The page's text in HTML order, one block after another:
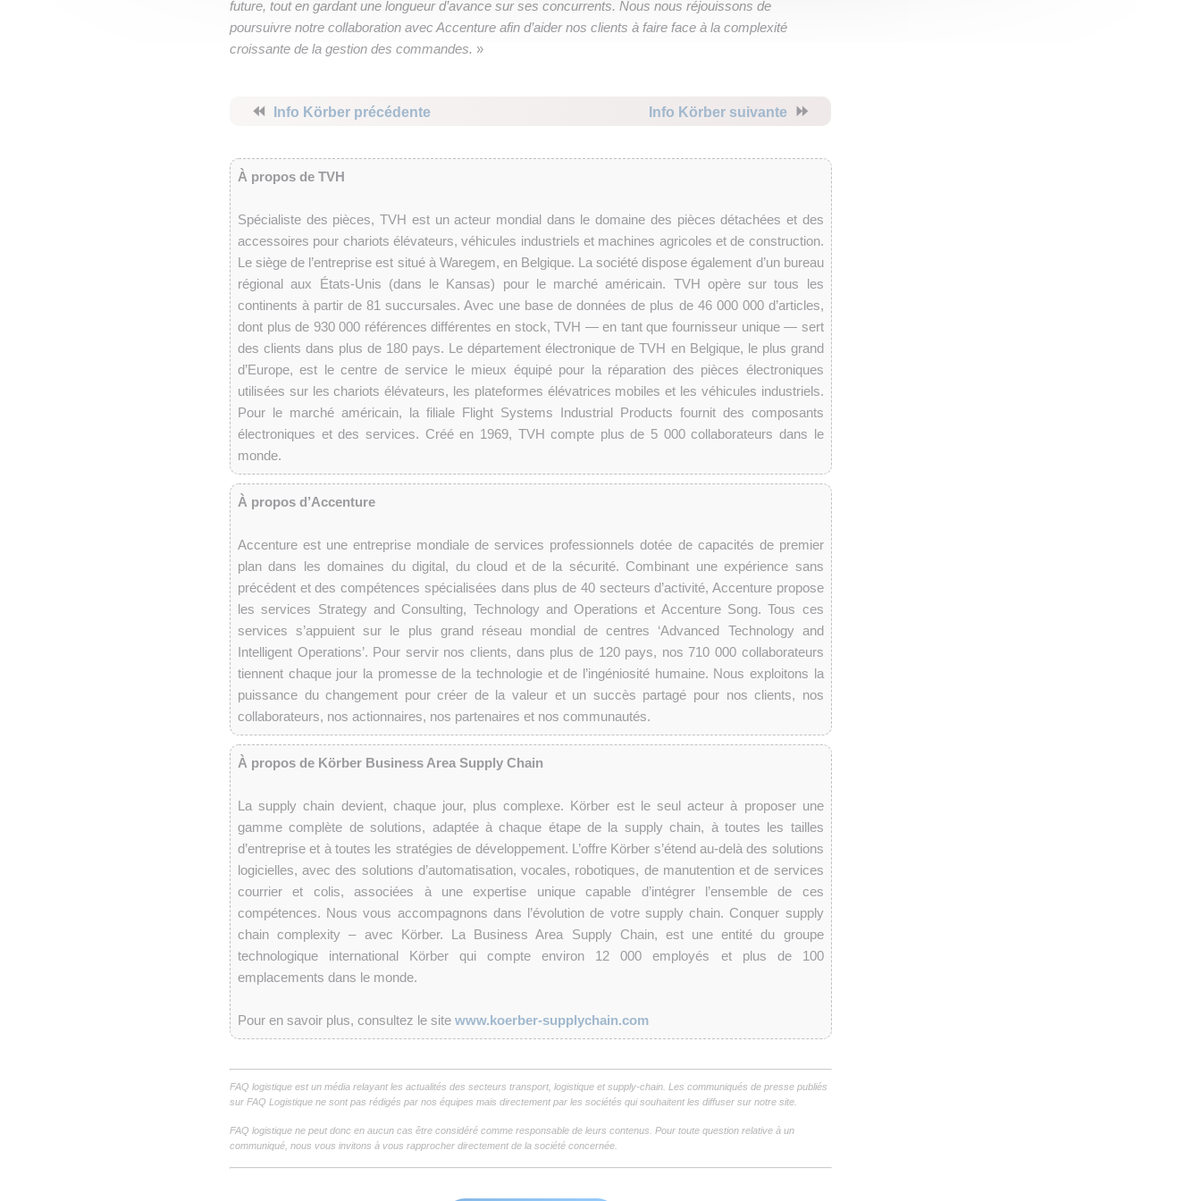
future, tout en gardant une longueur d’avance sur ses concurrents. Nous nous réjouissons de
poursuivre notre collaboration avec Accenture afin d’aider nos clients à faire face à la complexité
croissante de la gestion des commandes. »
⏪ Info Körber précédente Info Körber suivante ⏩
À propos de TVH
Spécialiste des pièces, TVH est un acteur mondial dans le domaine des pièces détachées et des
accessoires pour chariots élévateurs, véhicules industriels et machines agricoles et de construction.
Le siège de l’entreprise est situé à Waregem, en Belgique. La société dispose également d’un bureau
régional aux États-Unis (dans le Kansas) pour le marché américain. TVH opère sur tous les
continents à partir de 81 succursales. Avec une base de données de plus de 46 000 000 d’articles,
dont plus de 930 000 références différentes en stock, TVH — en tant que fournisseur unique — sert
des clients dans plus de 180 pays. Le département électronique de TVH en Belgique, le plus grand
d’Europe, est le centre de service le mieux équipé pour la réparation des pièces électroniques
utilisées sur les chariots élévateurs, les plateformes élévatrices mobiles et les véhicules industriels.
Pour le marché américain, la filiale Flight Systems Industrial Products fournit des composants
électroniques et des services. Créé en 1969, TVH compte plus de 5 000 collaborateurs dans le
monde.
À propos d’Accenture
Accenture est une entreprise mondiale de services professionnels dotée de capacités de premier
plan dans les domaines du digital, du cloud et de la sécurité. Combinant une expérience sans
précédent et des compétences spécialisées dans plus de 40 secteurs d’activité, Accenture propose
les services Strategy and Consulting, Technology and Operations et Accenture Song. Tous ces
services s’appuient sur le plus grand réseau mondial de centres ‘Advanced Technology and
Intelligent Operations’. Pour servir nos clients, dans plus de 120 pays, nos 710 000 collaborateurs
tiennent chaque jour la promesse de la technologie et de l’ingéniosité humaine. Nous exploitons la
puissance du changement pour créer de la valeur et un succès partagé pour nos clients, nos
collaborateurs, nos actionnaires, nos partenaires et nos communautés.
À propos de Körber Business Area Supply Chain
La supply chain devient, chaque jour, plus complexe. Körber est le seul acteur à proposer une
gamme complète de solutions, adaptée à chaque étape de la supply chain, à toutes les tailles
d’entreprise et à toutes les stratégies de développement. L’offre Körber s’étend au-delà des solutions
logicielles, avec des solutions d’automatisation, vocales, robotiques, de manutention et de services
courrier et colis, associées à une expertise unique capable d’intégrer l’ensemble de ces
compétences. Nous vous accompagnons dans l’évolution de votre supply chain. Conquer supply
chain complexity – avec Körber. La Business Area Supply Chain, est une entité du groupe
technologique international Körber qui compte environ 12 000 employés et plus de 100
emplacements dans le monde.
Pour en savoir plus, consultez le site www.koerber-supplychain.com
FAQ logistique est un média relayant les actualités des secteurs transport, logistique et supply-chain. Les communiqués de presse publiés
sur FAQ Logistique ne sont pas rédigés par nos équipes mais directement par les sociétés qui souhaitent les diffuser sur notre site.
FAQ logistique ne peut donc en aucun cas être considéré comme responsable de leurs contenus. Pour toute question relative à un
communiqué, nous vous invitons à vous rapprocher directement de la société concernée.